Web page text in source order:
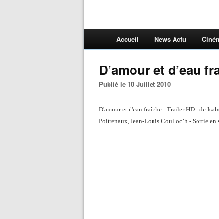
Accueil News Actu
D’amour et d’eau
Publié le 10 Juillet 2010
D'amour et d'eau fraîche : Trailer HD - de
Poitrenaux, Jean-Louis Coulloc’h - Sortie en